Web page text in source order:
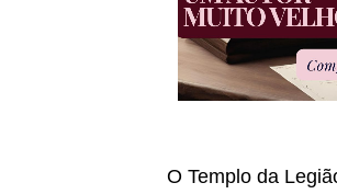
O Templo da